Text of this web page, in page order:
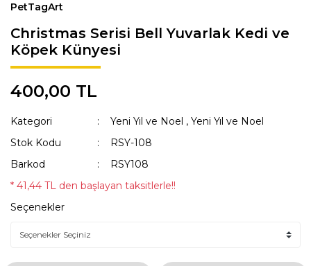
PetTagArt
Christmas Serisi Bell Yuvarlak Kedi ve
Köpek Künyesi
400,00 TL
Kategori Yeni Yıl ve Noel ,Yeni Yıl ve Noel
Stok Kodu
RSY-108
Barkod
RSY108
* 41,44 TL den başlayan taksitlerle!!
Seçenekler